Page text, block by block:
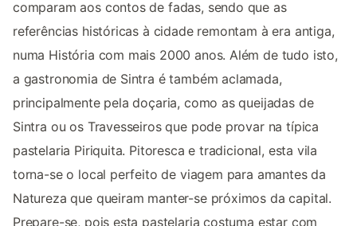
comparam aos contos de fadas, sendo que as
referências históricas à cidade remontam à era antiga,
numa História com mais 2000 anos. Além de tudo isto,
a gastronomia de Sintra é também aclamada,
principalmente pela doçaria, como as queijadas de
Sintra ou os Travesseiros que pode provar na típica
pastelaria Piriquita. Pitoresca e tradicional, esta vila
torna-se o local perfeito de viagem para amantes da
Natureza que queiram manter-se próximos da capital.
Prepare-se, pois esta pastelaria costuma estar com